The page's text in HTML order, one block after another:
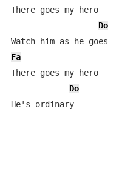
There goes my hero
Do
Fa
There goes my hero
Do
He's ordinary